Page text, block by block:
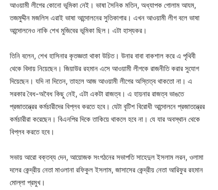
আওয়ামী লীগের কোনো ভূমিকা নেই। ভাষা সৈনিক মতিন, অধ্যাপক গোলাম আযম,
তজমুদ্দীন মজলিস এরাই ভাষা আন্দোলনের সুতিকাগার। এখন আওয়ামী লীগ বলে ভাষা
আন্দোলনেও নাকি শেখ মুজিবের ভূমিকা ছিল। এটা হাস্যকর।
তিনি বলেন, শেখ হাসিনার কৃতজ্ঞতা থাকা উচিত। উনার বাবা বাকশাল করে এ পৃথিবী
থেকে বিদায় নিয়েছেন। জিয়াউর রহমান এসে আওয়ামী লীগকে রাজনীতি করার সুযোগ
দিয়েছেন। যদি না দিতেন, তাহলে আজ আওয়ামী লীগের অস্তিত্ব থাকতো না। এ
সরকার বৈধ-অবৈধ কিছু নেই, এটা একটা রাজত্ব। এ হায়নার রাজত্ব ভাঙতে
প্রজাতন্ত্রের কর্মচারীদের বিপ্লব করতে হবে। যেটা বৃটিশ বিরোধী আন্দোলনে প্রজাতন্ত্রের
কর্মচারীরা করেছেন। বিএনপির দিকে তাকিয়ে থাকলে হবে না। যে যার অবস্থান থেকে
বিপ্লব করতে হবে।
সভায় আরো বক্তব্য দেন, আয়োজক সংগঠনের সভাপতি সাহেদুল ইসলাম লরন, ওলামা
দলের কেন্দ্রীয় নেতা মাওলানা রফিকুল ইসলাম, জাসাসের কেন্দ্রীয় নেতা আরিফুর রহমান
মোল্লা প্রমুখ।